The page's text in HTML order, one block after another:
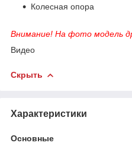
Колесная опора
Внимание! На фото модель
Видео
Скрыть
Характеристики
Основные